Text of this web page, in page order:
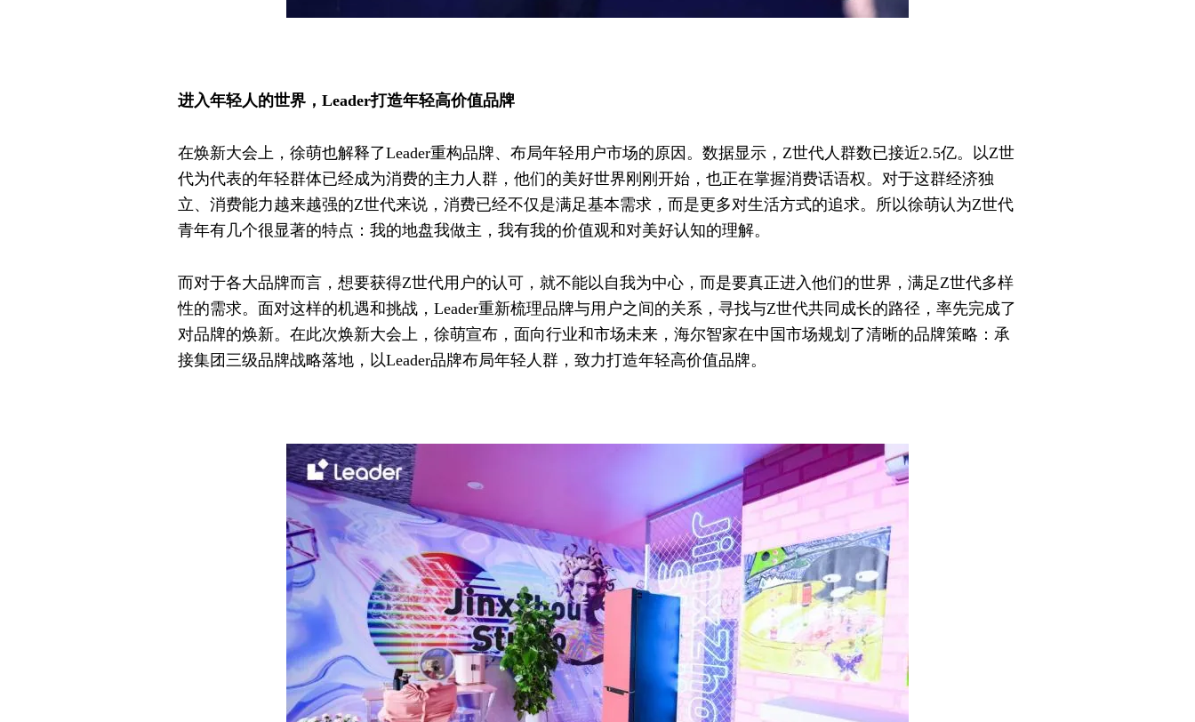
进入年轻人的世界，Leader打造年轻高价值品牌
在焕新大会上，徐萌也解释了Leader重构品牌、布局年轻用户市场的原因。数据显示，Z世代人群数已接近2.5亿。以Z世
代为代表的年轻群体已经成为消费的主力人群，他们的美好世界刚刚开始，也正在掌握消费话语权。对于这群经济独
立、消费能力越来越强的Z世代来说，消费已经不仅是满足基本需求，而是更多对生活方式的追求。所以徐萌认为Z世代
青年有几个很显著的特点：我的地盘我做主，我有我的价值观和对美好认知的理解。
而对于各大品牌而言，想要获得Z世代用户的认可，就不能以自我为中心，而是要真正进入他们的世界，满足Z世代多样
性的需求。面对这样的机遇和挑战，Leader重新梳理品牌与用户之间的关系，寻找与Z世代共同成长的路径，率先完成了
对品牌的焕新。在此次焕新大会上，徐萌宣布，面向行业和市场未来，海尔智家在中国市场规划了清晰的品牌策略：承
接集团三级品牌战略落地，以Leader品牌布局年轻人群，致力打造年轻高价值品牌。